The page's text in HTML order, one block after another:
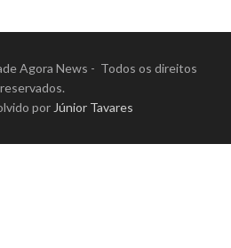
Agora News - Todos os direitos
reservados.
por Júnior Tavares